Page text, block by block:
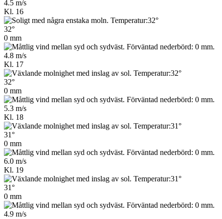
4.5 m/s
Kl. 16
32°
0 mm
4.8 m/s
Kl. 17
32°
0 mm
5.3 m/s
Kl. 18
31°
0 mm
6.0 m/s
Kl. 19
31°
0 mm
4.9 m/s